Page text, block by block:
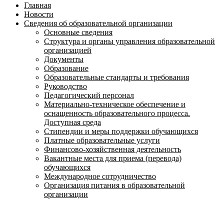
Главная
Новости
Сведения об образовательной организации
Основные сведения
Структура и органы управления образовательной
организацией
Документы
Образование
Образовательные стандарты и требования
Руководство
Педагогический персонал
Материально-техническое обеспечение и
оснащенность образовательного процесса.
Доступная среда
Стипендии и меры поддержки обучающихся
Платные образовательные услуги
Финансово-хозяйственная деятельность
Вакантные места для приема (перевода)
обучающихся
Международное сотрудничество
Организация питания в образовательной
организации